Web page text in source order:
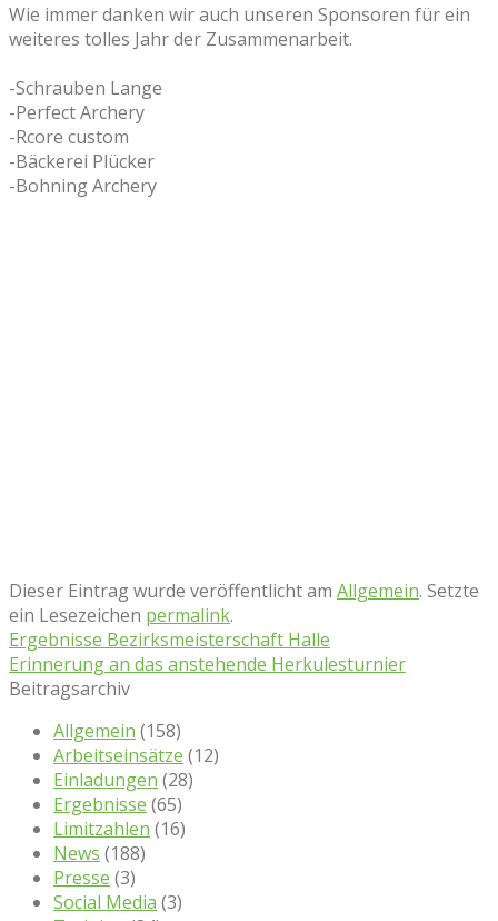
Wie immer danken wir auch unseren Sponsoren für ein
weiteres tolles Jahr der Zusammenarbeit.
-Schrauben Lange
-Perfect Archery
-Rcore custom
-Bäckerei Plücker
-Bohning Archery
Dieser Eintrag wurde veröffentlicht am Allgemein. Setzte
ein Lesezeichen permalink.
Ergebnisse Bezirksmeisterschaft Halle
Erinnerung an das anstehende Herkulesturnier
Beitragsarchiv
Allgemein (158)
Arbeitseinsätze (12)
Einladungen (28)
Ergebnisse (65)
Limitzahlen (16)
News (188)
Presse (3)
Social Media (3)